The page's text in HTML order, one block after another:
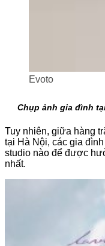
Evoto
Chụp ảnh gia đình
Tuy nhiên, giữa hàng
tại Hà Nội, các gia
studio nào để được
nhất.